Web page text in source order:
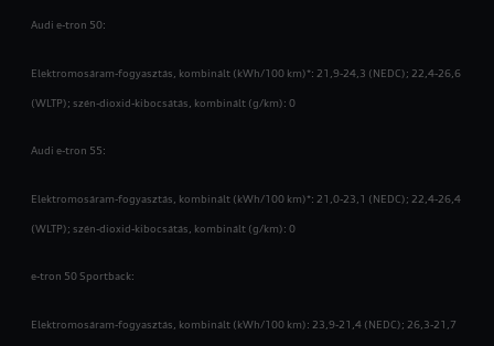
Audi e-tron 50:
Elektromosáram-fogyasztás, kombinált (kWh/100 km)*: 21,9-24,3 (NEDC); 22,4-26,6
(WLTP); szén-dioxid-kibocsátás, kombinált (g/km): 0
Audi e-tron 55:
Elektromosáram-fogyasztás, kombinált (kWh/100 km)*: 21,0-23,1 (NEDC); 22,4-26,4
(WLTP); szén-dioxid-kibocsátás, kombinált (g/km): 0
e-tron 50 Sportback:
Elektromosáram-fogyasztás, kombinált (kWh/100 km): 23,9-21,4 (NEDC); 26,3-21,7